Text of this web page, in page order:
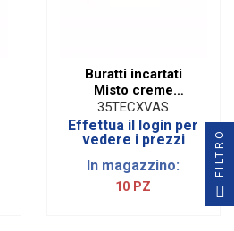
Buratti incartati
Misto creme
COLORATI (500 gr)
35TECXVAS
Effettua il login per
vedere i prezzi
In magazzino:
10 PZ
FILTRO